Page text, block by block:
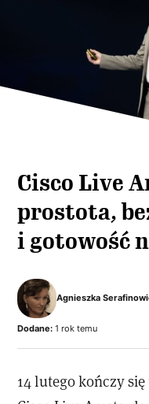
Cisco Live
prostota,
i gotowość
Agnieszka
Dodane: 1 rok temu
14 lutego kończy